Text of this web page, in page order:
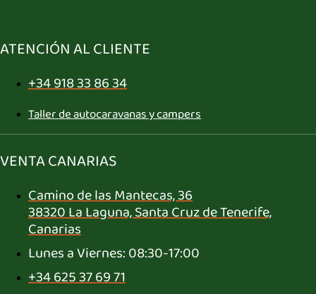
ATENCIÓN AL CLIENTE
+34 918 33 86 34
Taller de autocaravanas y campers
VENTA CANARIAS
Camino de las Mantecas, 36
38320 La Laguna, Santa Cruz de Tenerife,
Canarias
Lunes a Viernes: 08:30-17:00
+34 625 37 69 71